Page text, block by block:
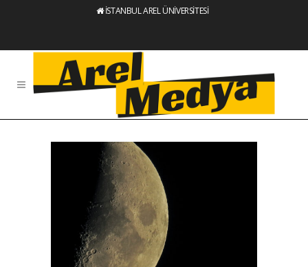
İSTANBUL AREL ÜNİVERSİTESİ